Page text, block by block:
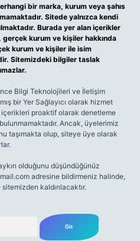
bir marka, kurum veya şahıs
Sitede yalnızca kendi
Burada yer alan içerikler
kurum ve kişiler hakkında
kurum ve kişiler ile isim
Sitemizdeki bilgiler taslak
Bilgi Teknolojileri ve İletişim
bir Yer Sağlayıcı olarak hizmet
proaktif olarak denetleme
Ancak, üyelerimiz
taşımakta olup, siteye üye olarak
olduğunu düşündüğünüz
adresine bildirmeniz halinde,
kaldırılacaktır.